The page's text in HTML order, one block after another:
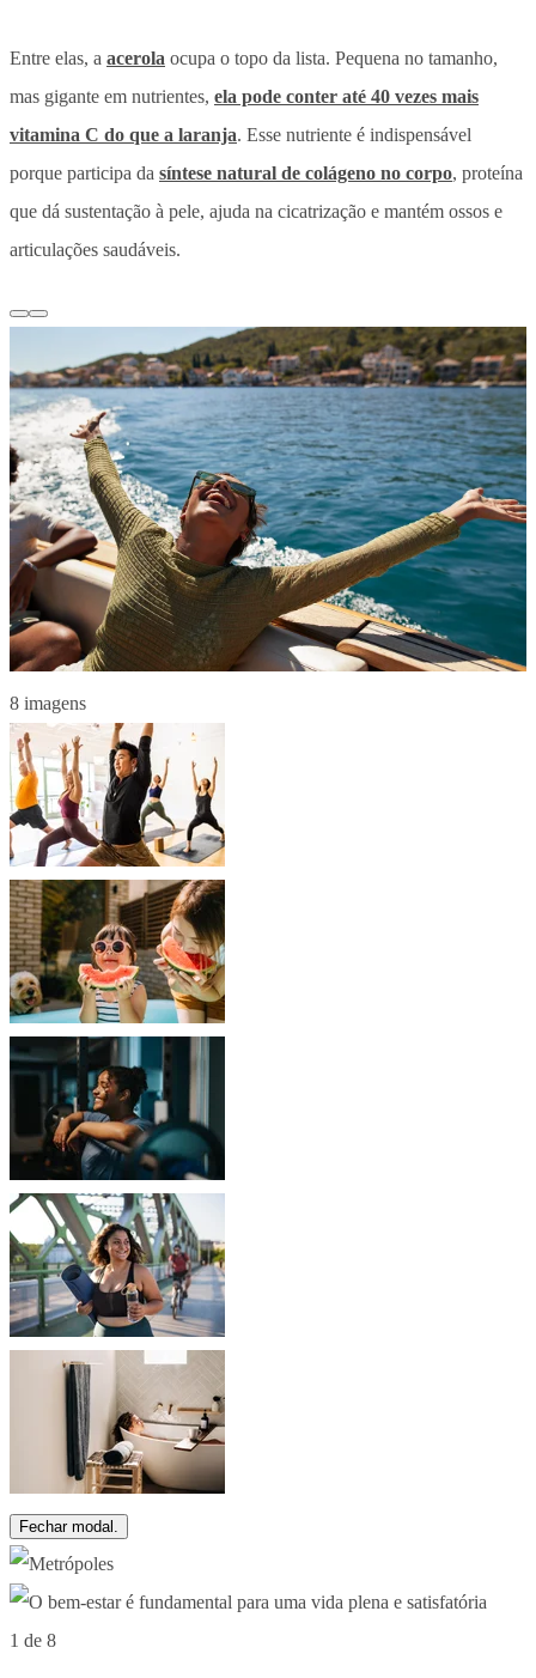
Entre elas, a acerola ocupa o topo da lista. Pequena no tamanho,
mas gigante em nutrientes, ela pode conter até 40 vezes mais
vitamina C do que a laranja. Esse nutriente é indispensável
porque participa da síntese natural de colágeno no corpo, proteína
que dá sustentação à pele, ajuda na cicatrização e mantém ossos e
articulações saudáveis.
8 imagens
Fechar modal.
1 de 8